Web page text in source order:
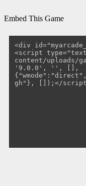
Embed This Game